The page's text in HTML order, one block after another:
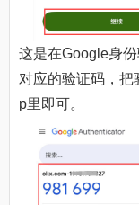
这是在Google身
对应的验证码，
p里即可。